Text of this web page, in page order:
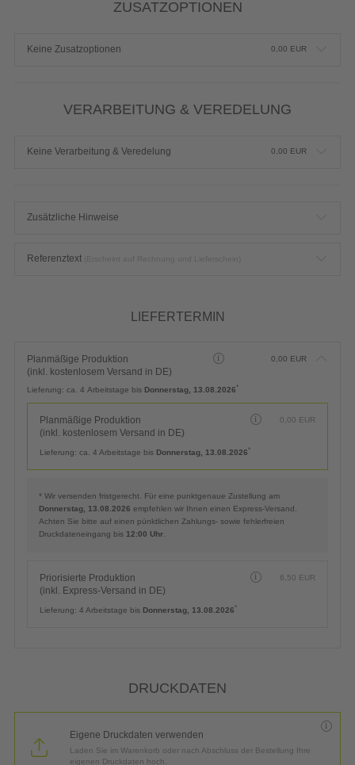
ZUSATZOPTIONEN
Keine Zusatzoptionen 0,00 EUR
VERARBEITUNG & VEREDELUNG
Keine Verarbeitung & Veredelung 0,00 EUR
Zusätzliche Hinweise
Referenztext
LIEFERTERMIN
Planmäßige Produktion
(inkl. kostenlosem Versand in DE)
0,00 EUR
Lieferung: ca. 4 Arbeitstage bis Donnerstag, 13.08.2026*
Planmäßige Produktion
(inkl. kostenlosem Versand in DE)
0,00 EUR
Lieferung: ca. 4 Arbeitstage bis Donnerstag, 13.08.2026*
* Wir versenden fristgerecht. Für eine punktgenaue Zustellung am
Donnerstag, 13.08.2026 empfehlen wir Ihnen einen Express-Versand.
Achten Sie bitte auf einen pünktlichen Zahlungs- sowie fehlerfreien
Druckdateneingang bis 12:00 Uhr
Priorisierte Produktion
(inkl. Express-Versand in DE)
6,50 EUR
Lieferung: 4 Arbeitstage bis Donnerstag, 13.08.2026*
DRUCKDATEN
Eigene Druckdaten verwenden
Laden Sie im Warenkorb oder nach Abschluss der Bestellung Ihre
eigenen Druckdaten hoch.